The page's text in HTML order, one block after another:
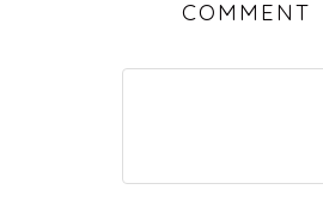
COMMENT